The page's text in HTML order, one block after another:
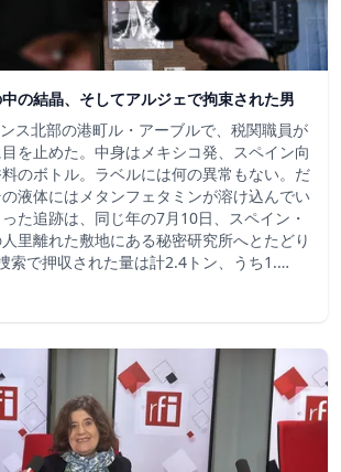
の結晶、そしてアルジェで拘束された男
ス北部の港町ル・アーブルで、税関職員が
を止めた。中身はメキシコ発、スペイン向
のボトル。ラベルには何の異常もない。だ
液体にはメタンフェタミンが溶け込んでい
た追跡は、同じ年の7月10日、スペイン・
里離れた敷地にある秘密研究所へとたどり
索で押収された量は計2.4トン、うち1.…